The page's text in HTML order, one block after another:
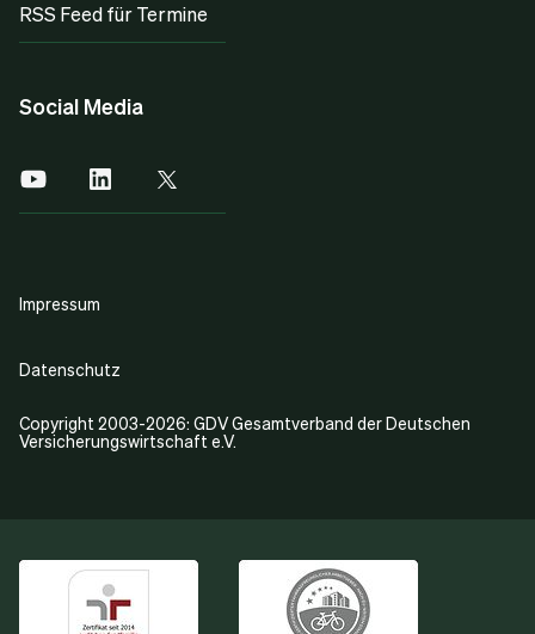
RSS Feed für Termine
Social Media
Copyright 2003-2026: GDV Gesamtverband der Deutschen
Versicherungswirtschaft e.V.
Impressum
Datenschutz